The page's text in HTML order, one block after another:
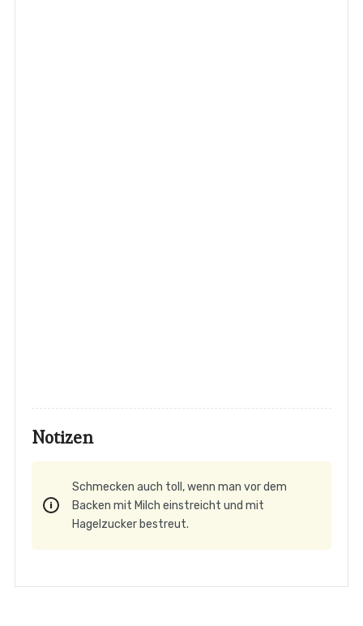
Notizen
Schmecken auch toll, wenn man vor dem
Backen mit Milch einstreicht und mit
Hagelzucker bestreut.